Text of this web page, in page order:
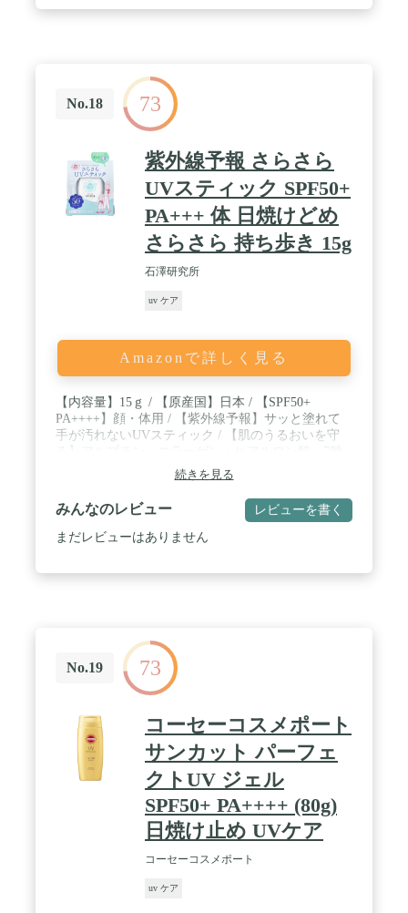
合により、ぬった直後から明るく透き通るような印
象へ。 / 【海の環境に配慮した処方】雪肌精オリジ
ナルの環境配慮処方「サンゴフレンドリー処方」を
引き続き採用。その他にも、OMC( 一部の地域で規
制されている紫外線吸収剤）、D5(EUで規制されて
いるシリコーン油のひとつ）フリーと環境に配慮し
た設計です。 / 紫外線だけではなく、大気中の微粒
子（花粉・PM2.5・ちり・ほこり）までブロック。 /
アレルギーテスト済み。着色料・パラベン（防腐
剤）フリー。ニキビのもとになりにくい処方 （すべ
てのかたにアレルギーが起きない、ニキビのもとが
できないというわけではありません）。
No.18 73
紫外線予報 さらさら
UVスティック SPF50+
PA+++ 体 日焼けどめ
さらさら 持ち歩き 15g
石澤研究所
uv ケア
Amazonで詳しく見る
【内容量】15ｇ / 【原産国】日本 / 【SPF50+
PA++++】顔・体用 / 【紫外線予報】サッと塗れて
手が汚れないUVスティック / 【肌のうるおいを守
続きを見る
みんなのレビュー レビューを書く
まだレビューはありません
No.19 73
コーセーコスメポート
サンカット パーフェ
クトUV ジェル
SPF50+ PA++++ (80g)
日焼け止め UVケア
コーセーコスメポート
uv ケア